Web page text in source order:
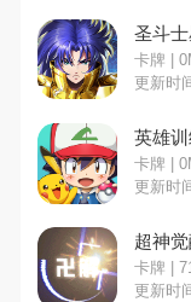
圣斗
卡牌 |
更新时
英雄
卡牌 |
更新时
超神
卡牌 |
更新时